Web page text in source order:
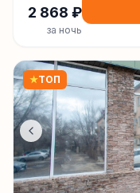
2 868 ₽
за ночь
★ТОП